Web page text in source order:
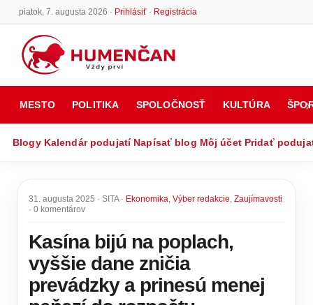
piatok, 7. augusta 2026 · Prihlásiť· Registrácia
MESTO POLITIKA SPOLOČNOSŤ KULTÚRA
Blogy Kalendár podujatí Napísať blog Môj účet Pridať
31. augusta 2025 · SITA · Ekonomika, Výber redakcie, Zaujímavosti
· 0 komentárov
Kasína bijú na poplach,
vyššie dane zničia
prevádzky a prinesú menej